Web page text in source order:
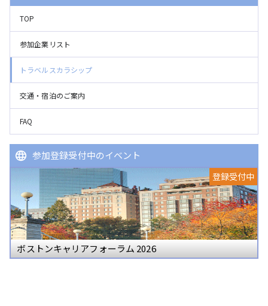
TOP
参加企業リスト
トラベルスカラシップ
交通・宿泊のご案内
FAQ
参加登録受付中のイベント
登録受付中
ボストンキャリアフォーラム 2026